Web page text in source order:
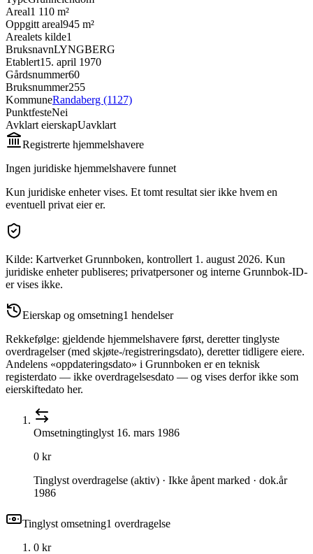
Areal1 110 m²
Oppgitt areal945 m²
Arealets kilde1
BruksnavnLYNGBERG
Etablert15. april 1970
Gårdsnummer60
Bruksnummer255
KommuneRandaberg (1127)
PunktfesteNei
Avklart eierskapUavklart
Registrerte hjemmelshavere
Ingen juridiske hjemmelshavere funnet
Kun juridiske enheter vises. Et tomt resultat sier ikke hvem en
eventuell privat eier er.
Kilde: Kartverket Grunnboken, kontrollert 1. august 2026. Kun
juridiske enheter publiseres; privatpersoner og interne Grunnbok-ID-
er vises ikke.
Eierskap og omsetning1 hendelser
Rekkefølge: gjeldende hjemmelshavere først, deretter tinglyste
overdragelser (med skjøte-/registreringsdato), deretter tidligere eiere.
Andelens «oppdateringsdato» i Grunnboken er en teknisk
registerdato — ikke overdragelsesdato — og vises derfor ikke som
eierskiftedato her.
Omsetningtinglyst 16. mars 1986
0 kr
Tinglyst overdragelse (aktiv) · Ikke åpent marked · dok.år
1986
Tinglyst omsetning1 overdragelse
0 kr